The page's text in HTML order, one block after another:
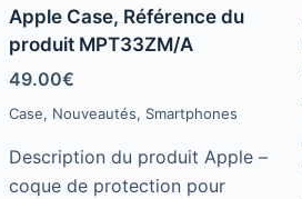
a
t
e
d
0
o
t
f
5
Apple Case, Référence du
produit MPT33ZM/A
49.00€
Case, Nouveautés, Smartphones
Description du produit Apple –
coque de protection pour